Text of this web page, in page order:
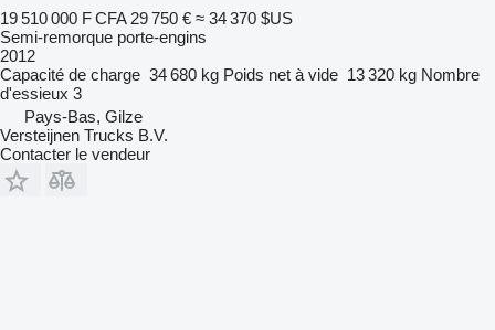
19 510 000 F CFA 29 750 € ≈ 34 370 $US
Semi-remorque porte-engins
2012
Capacité de charge 34 680 kg Poids net à vide 13 320 kg Nombre
d'essieux 3
Pays-Bas, Gilze
Versteijnen Trucks B.V.
Contacter le vendeur